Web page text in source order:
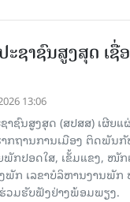
ະຊາຊົນສູງສຸດ ເ
13:06
າຊົນສູງສຸດ (ສປສສ) ເຜີຍ
ກຖານການເມືອງ ຕິດພັນ
ກປອດໃສ, ເຂັ້ມແຂງ,
ພັກ ເລຂາບໍລິຫານງານພັ
ວມຮັບຟັງຢ່າງພ້ອມພຽງ.